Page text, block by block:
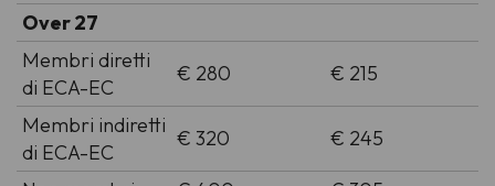
Over 27
Membri diretti
di ECA-EC
€ 280 € 215
Membri indiretti
di ECA-EC
€ 320 € 245